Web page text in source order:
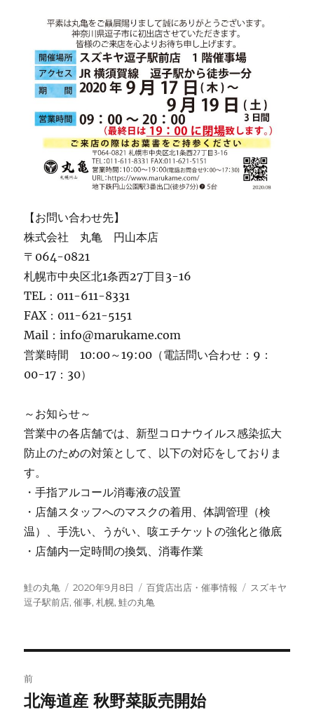
【お問い合わせ先】
株式会社 丸亀 円山本店
〒064-0821
札幌市中央区北1条西27丁目3-16
TEL：011-611-8331
FAX：011-621-5151
Mail：info@marukame.com
営業時間 10:00～19:00（電話問い合わせ：9：
00-17：30）
～お知らせ～
営業中の各店舗では、新型コロナウイルス感染拡大
防止のための対策として、以下の対応をしておりま
す。
・手指アルコール消毒液の設置
・店舗スタッフへのマスクの着用、体調管理（検
温）、手洗い、うがい、咳エチケットの強化と徹底
・店舗内一定時間の換気、消毒作業
投
稿
鮭の丸亀
投
稿
2020年9月8日
カ
テ
百貨店出店・催事情報
タ
スズキヤ
逗子駅前店,催事,札幌,鮭の丸亀
稿
前
前
北海道産 秋野菜販売開始